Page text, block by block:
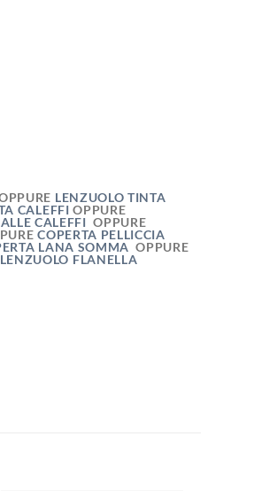
LENZUOLO TINTA
CALEFFIOPPURE
CALEFFI OPPURE
COPERTA PELLICCIA
LANA SOMMAOPPURE
LENZUOLO FLANELLA